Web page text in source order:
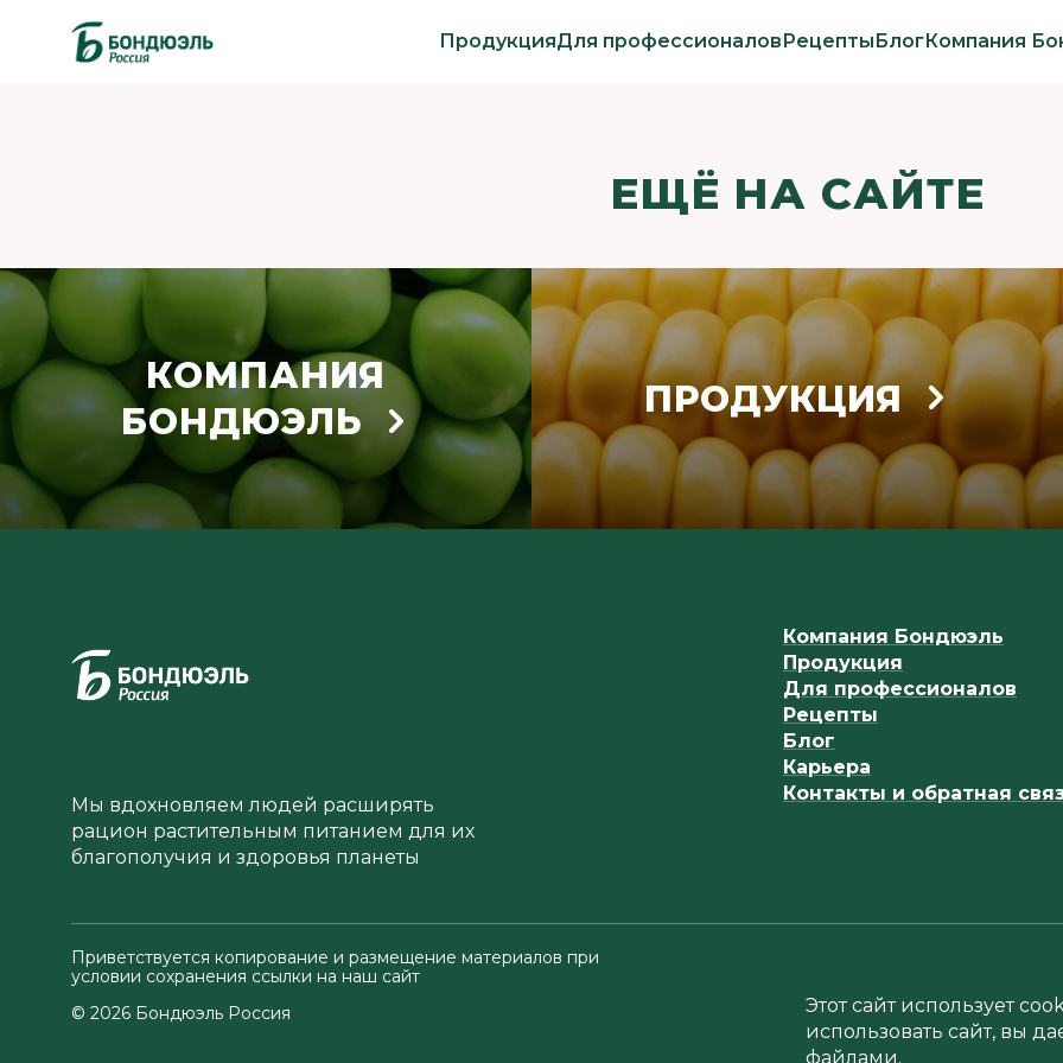
ПродукцияДля профессионаловРецептыБлогКомпания
ЕЩЁ НА САЙТЕ
КОМПАНИЯ
БОНДЮЭЛЬ
ПРОДУКЦИЯ
Мы вдохновляем людей расширять
рацион растительным питанием для их
благополучия и здоровья планеты
Компания Бондюэль
Продукция
Для профессионалов
Рецепты
Блог
Карьера
Контакты и обратная
Приветствуется копирование и размещение материалов при
условии сохранения ссылки на наш сайт
© 2026 Бондюэль Россия
Этот сайт использует
использовать сайт, вы
файлами.